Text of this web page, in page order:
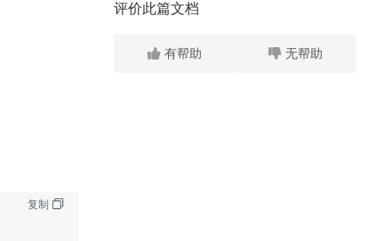
复制
5.2 接口说明
6. 资源
评价此篇文档
有帮助 无帮助